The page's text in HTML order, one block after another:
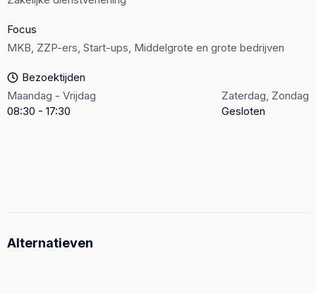
Focus
MKB, ZZP-ers, Start-ups, Middelgrote en grote bedrijven
Bezoektijden
Maandag - Vrijdag
08:30 - 17:30
Zaterdag, Zondag
Gesloten
Alternatieven